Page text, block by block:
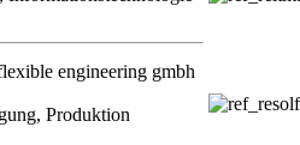
engineering gmbh
Produktion